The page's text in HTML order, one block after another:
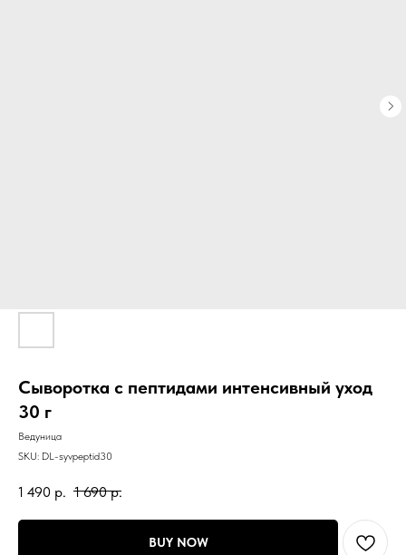
Сыворотка с пептидами интенсивный уход
30 г
Ведуница
SKU: DL-syvpeptid30
1 490 р. 1 690 р.
BUY NOW